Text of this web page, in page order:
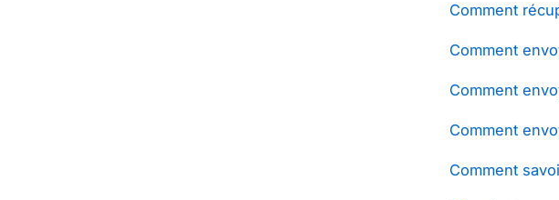
Comment
Comment
Comment
Comment
Comment